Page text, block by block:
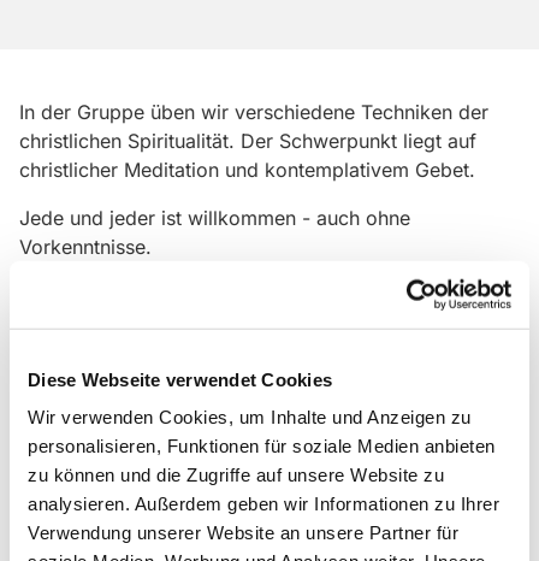
Diese Webseite verwendet Cookies
Wir verwenden Cookies, um Inhalte und Anzeigen zu
personalisieren, Funktionen für soziale Medien anbieten
zu können und die Zugriffe auf unsere Website zu
analysieren. Außerdem geben wir Informationen zu Ihrer
Verwendung unserer Website an unsere Partner für
In der Gruppe üben wir verschiedene Techniken der
christlichen Spiritualität. Der Schwerpunkt liegt auf
christlicher Meditation und kontemplativem Gebet.
Jede und jeder ist willkommen - auch ohne
Vorkenntnisse.
Mediationskissen haben, bringen Sie es gerne mit. Hier
Melden Sie sich bei Interesse und Fragen gerne unter
magdalena.kiess@erzbistumberlin.de